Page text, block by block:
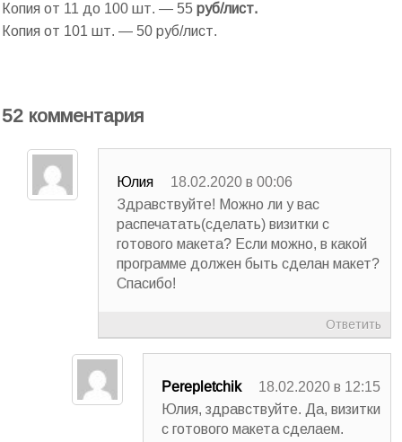
Копия от 11 до 100 шт. — 55 руб/лист.
Копия от 101 шт. — 50 руб/лист.
52 комментария
Юлия
18.02.2020 в 00:06
Здравствуйте! Можно ли у вас
распечатать(сделать) визитки с
готового макета? Если можно, в какой
программе должен быть сделан макет?
Спасибо!
Ответить
Perepletchik
18.02.2020 в 12:15
Юлия, здравствуйте. Да, визитки
с готового макета сделаем.